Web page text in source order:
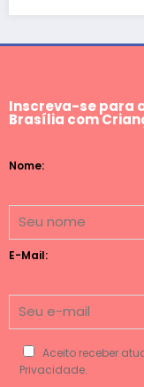
Inscreva-se para
Brasília com
Nome:
E-Mail:
Aceito receber
Privacidade.